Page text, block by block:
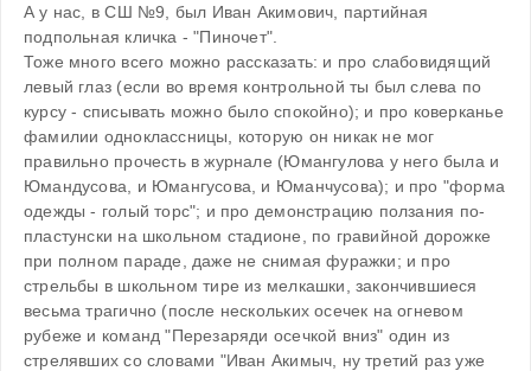
А у нас, в СШ №9, был Иван Акимович, партийная
подпольная кличка - "Пиночет".
Тоже много всего можно рассказать: и про слабовидящий
левый глаз (если во время контрольной ты был слева по
курсу - списывать можно было спокойно); и про коверканье
фамилии одноклассницы, которую он никак не мог
правильно прочесть в журнале (Юмангулова у него была и
Юмандусова, и Юмангусова, и Юманчусова); и про "форма
одежды - голый торс"; и про демонстрацию ползания по-
пластунски на школьном стадионе, по гравийной дорожке
при полном параде, даже не снимая фуражки; и про
стрельбы в школьном тире из мелкашки, закончившиеся
весьма трагично (после нескольких осечек на огневом
рубеже и команд "Перезаряди осечкой вниз" один из
стрелявших со словами "Иван Акимыч, ну третий раз уже